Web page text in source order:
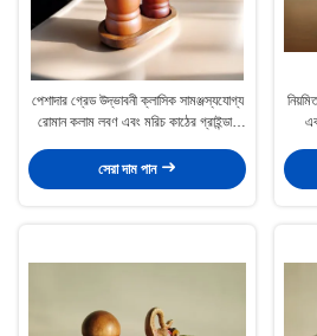
পেশাদার গ্রেড উদ্ভাবনী ক্লাসিক সামঞ্জস্যযোগ্য
রোমান কলাম লবণ এবং মরিচ কাঠের গ্রাইন্ডার
সেরা দাম পান